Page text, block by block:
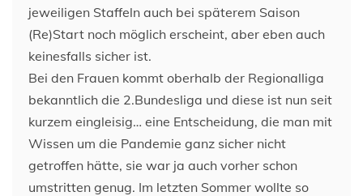
jeweiligen Staffeln auch bei späterem Saison
(Re)Start noch möglich erscheint, aber eben auch
keinesfalls sicher ist.
Bei den Frauen kommt oberhalb der Regionalliga
bekanntlich die 2.Bundesliga und diese ist nun seit
kurzem eingleisig… eine Entscheidung, die man mit
Wissen um die Pandemie ganz sicher nicht
getroffen hätte, sie war ja auch vorher schon
umstritten genug. Im letzten Sommer wollte so